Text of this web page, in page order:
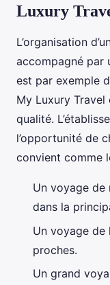
Luxury
L’organisation
accompagné par
est par exemple
My Luxury
qualité.
l’opportunité de
convient comme
Un voyage de
dans la
Un voyage de
proches.
Un grand